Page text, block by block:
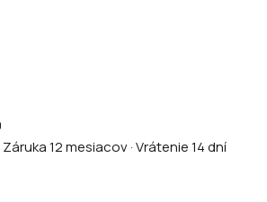
Záruka 12 mesiacov · Vrátenie 14 dní